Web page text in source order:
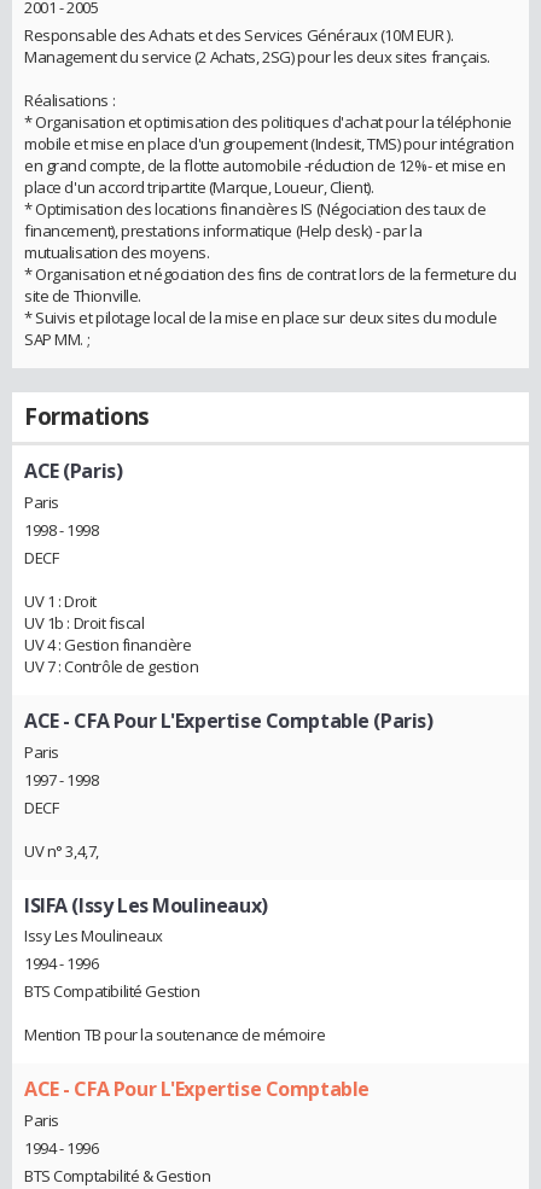
2001 - 2005
Responsable des Achats et des Services Généraux (10M EUR ).
Management du service (2 Achats, 2SG) pour les deux sites français.
Réalisations :
* Organisation et optimisation des politiques d'achat pour la téléphonie
mobile et mise en place d'un groupement (Indesit, TMS) pour intégration
en grand compte, de la flotte automobile -réduction de 12%- et mise en
place d'un accord tripartite (Marque, Loueur, Client).
* Optimisation des locations financières IS (Négociation des taux de
financement), prestations informatique (Help desk) - par la
mutualisation des moyens.
* Organisation et négociation des fins de contrat lors de la fermeture du
site de Thionville.
* Suivis et pilotage local de la mise en place sur deux sites du module
SAP MM. ;
Formations
ACE (Paris)
Paris
1998 - 1998
DECF
UV 1 : Droit
UV 1b : Droit fiscal
UV 4 : Gestion financière
UV 7 : Contrôle de gestion
ACE - CFA Pour L'Expertise Comptable (Paris)
Paris
1997 - 1998
DECF
UV n° 3,4,7,
ISIFA (Issy Les Moulineaux)
Issy Les Moulineaux
1994 - 1996
BTS Compatibilité Gestion
Mention TB pour la soutenance de mémoire
ACE - CFA Pour L'Expertise Comptable
Paris
1994 - 1996
BTS Comptabilité & Gestion